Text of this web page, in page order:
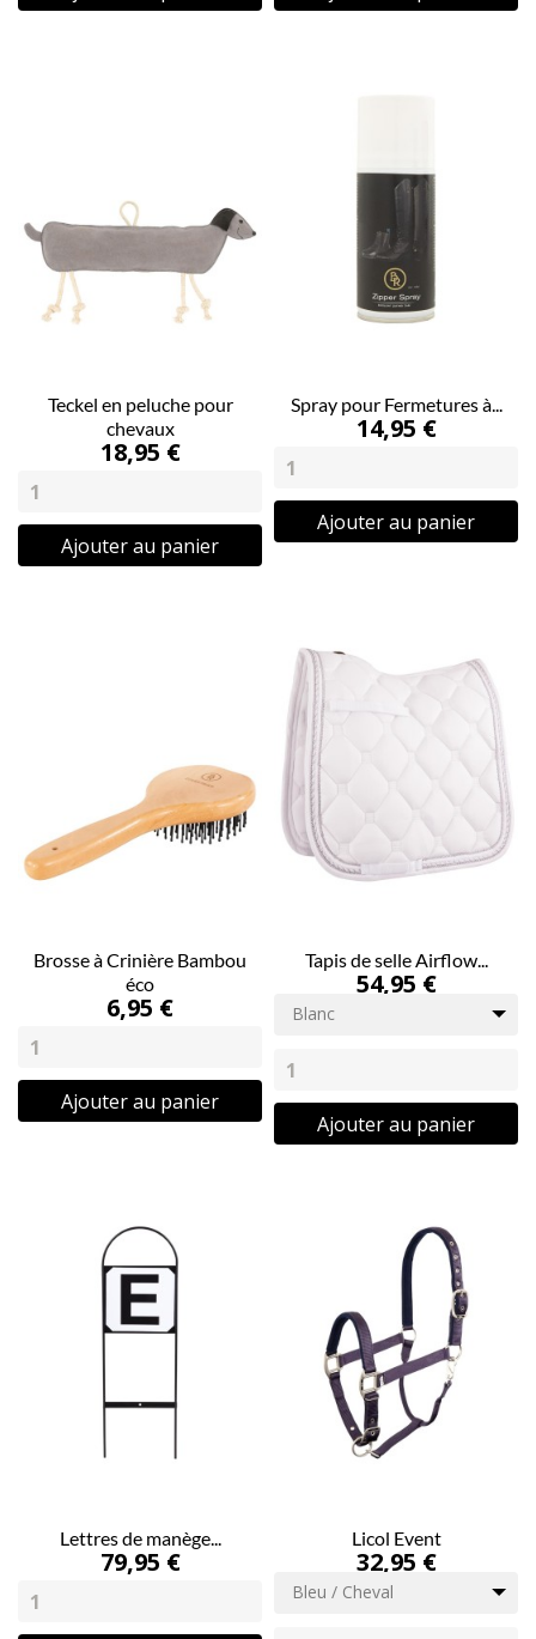
Teckel en peluche pour
chevaux
18,95 €
Ajouter au panier
Spray pour Fermetures à...
14,95 €
Ajouter au panier
Brosse à Crinière Bambou
éco
6,95 €
Ajouter au panier
Tapis de selle Airflow...
54,95 €
Blanc
Ajouter au panier
Lettres de manège...
79,95 €
Licol Event
32,95 €
Bleu / Cheval